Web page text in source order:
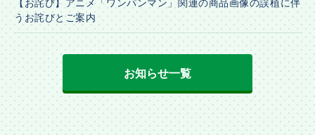
【お詫び】アニメ「ワンパンマン」関連の商品画像の誤植に伴
うお詫びとご案内
お知らせ一覧